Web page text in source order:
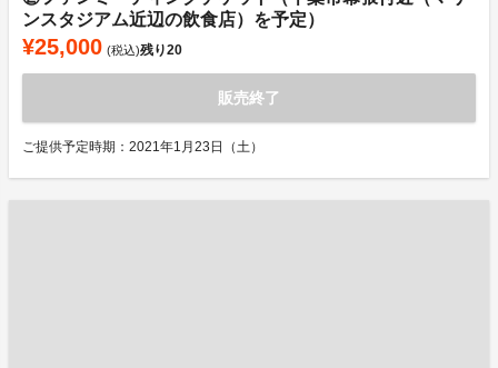
ンスタジアム近辺の飲食店）を予定）
¥25,000 (税込)残り20
販売終了
ご提供予定時期：2021年1月23日（土）